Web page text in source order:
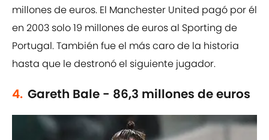
millones de euros. El Manchester United pagó por él
en 2003 solo 19 millones de euros al Sporting de
Portugal. También fue el más caro de la historia
hasta que le destronó el siguiente jugador.
4. Gareth Bale - 86,3 millones de euros